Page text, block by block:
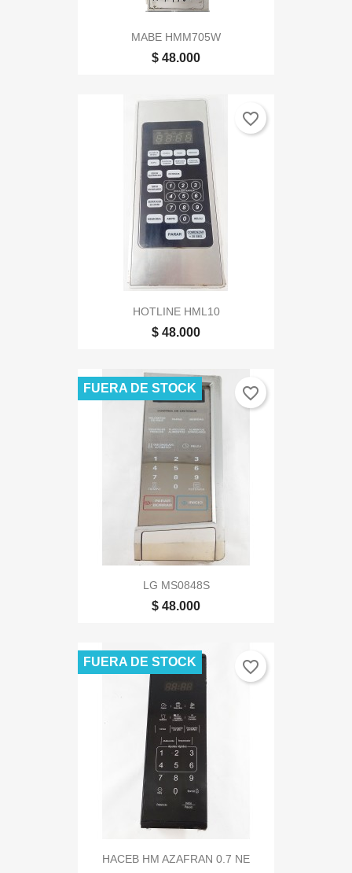
MABE HMM705W
$ 48.000
HOTLINE HML10
$ 48.000
favorite_border
LG MS0848S
$ 48.000
FUERA DE STOCK favorite_border
HACEB HM AZAFRAN 0.7 NE
FUERA DE STOCK favorite_border